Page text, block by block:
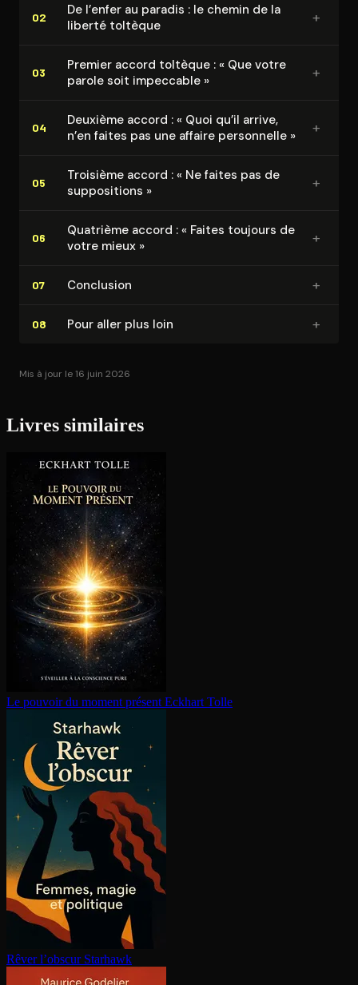
02
De l’enfer au paradis : le chemin de la
liberté toltèque
+
03
Premier accord toltèque : « Que votre
parole soit impeccable »
+
04
Deuxième accord : « Quoi qu’il arrive,
n’en faites pas une affaire personnelle »
+
05
Troisième accord : « Ne faites pas de
sup­po­si­tions »
+
06
Quatrième accord : « Faites toujours de
votre mieux »
+
07 Conclusion +
08 Pour aller plus loin +
Mis à jour le 16 juin 2026
Livres similaires
Le pouvoir du moment présent Eckhart Tolle
Rêver l’obscur Starhawk